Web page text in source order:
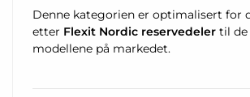
Denne kategorien er optimalisert for
etter Flexit Nordic reservedeler til de
modellene på markedet.